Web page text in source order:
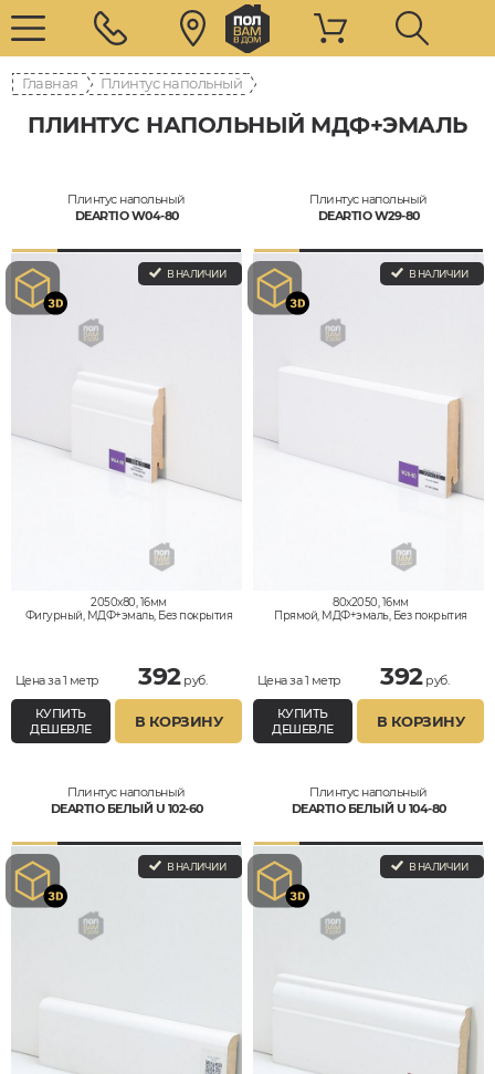
Главная Плинтус напольный
ПЛИНТУС НАПОЛЬНЫЙ МДФ+ЭМАЛЬ
Плинтус напольный
DEARTIO W04-80
В НАЛИЧИИ
2050x80, 16мм
Фигурный, МДФ+эмаль, Без покрытия
Цена за 1 метр 392руб.
КУПИТЬ
ДЕШЕВЛЕ
В КОРЗИНУ
Плинтус напольный
DEARTIO W29-80
В НАЛИЧИИ
80x2050, 16мм
Прямой, МДФ+эмаль, Без покрытия
Цена за 1 метр 392руб.
КУПИТЬ
ДЕШЕВЛЕ
В КОРЗИНУ
Плинтус напольный
DEARTIO БЕЛЫЙ U 102-60
В НАЛИЧИИ
Плинтус напольный
DEARTIO БЕЛЫЙ U 104-80
В НАЛИЧИИ